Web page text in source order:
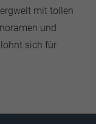
mit tollen
und
sich für